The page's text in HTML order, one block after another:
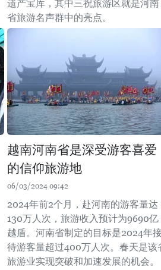
遗产宝库，其中三祝旅游区就是河南
省旅游名声群中的亮点。
越南河南省是深受游客喜爱
的信仰旅游地
06/03/2024 09:42
2024年前2个月，赴河南的游客量达
130万人次，旅游收入预计为9690亿
越盾。河南省制定的目标是2024年
待游客量超过400万人次。春天是该
旅游业实现突破和加速发展的机会。